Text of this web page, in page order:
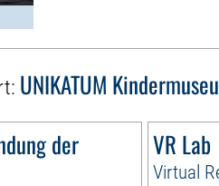
UNIKATUM
der
VR Lab
Virtual